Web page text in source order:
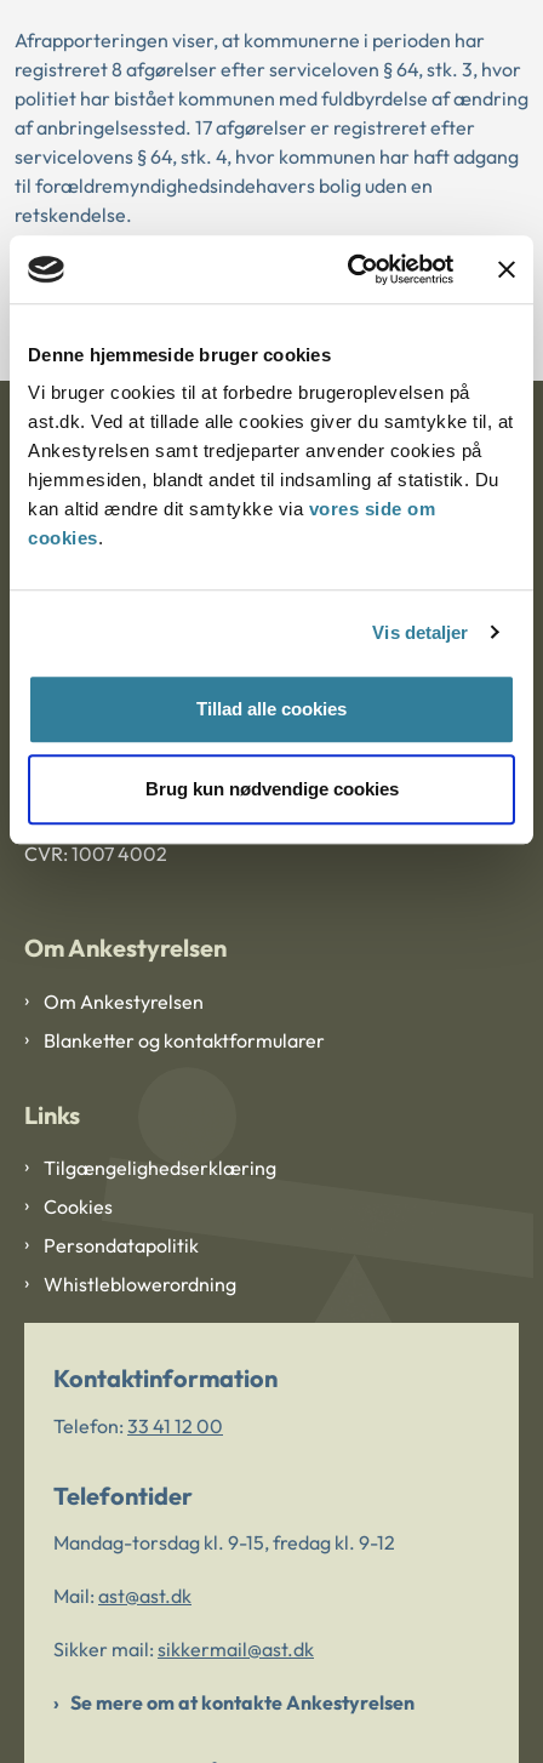
Denne hjemmeside bruger cookies
Vi bruger cookies til at forbedre brugeroplevelsen på
ast.dk. Ved at tillade alle cookies giver du samtykke til, at
Ankestyrelsen samt tredjeparter anvender cookies på
hjemmesiden, blandt andet til indsamling af statistik. Du
kan altid ændre dit samtykke via vores side om
cookies.
Vis detaljer
Tillad alle cookies
Brug kun nødvendige cookies
Afrapporteringen viser, at kommunerne i perioden har
registreret 8 afgørelser efter serviceloven § 64, stk. 3, hvor
politiet har bistået kommunen med fuldbyrdelse af ændring
af anbringelsessted. 17 afgørelser er registreret efter
servicelovens § 64, stk. 4, hvor kommunen har haft adgang
til forældremyndighedsindehavers bolig uden en
retskendelse.
Ankestyrelsen
Postadresse:
Nytorv 7, 2. sal
EAN: 57 98 000 35 48 21
CVR: 1007 4002
Om Ankestyrelsen
Om Ankestyrelsen
Blanketter og kontaktformularer
Links
Tilgængelighedserklæring
Cookies
Persondatapolitik
Whistleblowerordning
Kontaktinformation
Telefon: 33 41 12 00
Telefontider
Mandag-torsdag kl. 9-15, fredag kl. 9-12
Mail: ast@ast.dk
Sikker mail: sikkermail@ast.dk
Se mere om at kontakte Ankestyrelsen